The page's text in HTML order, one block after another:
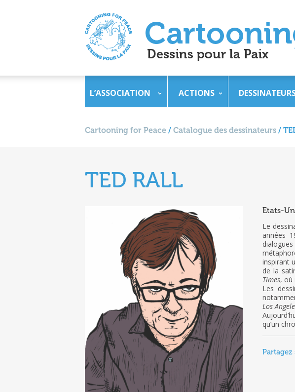
L’ASSOCIATION ACTIONS
Cartooning for Peace / Catalogue des dessinateurs /
TED RALL
Etats-
Le
années
inspirant
de la
Times, où
Les
Los
qu’un
Partagez